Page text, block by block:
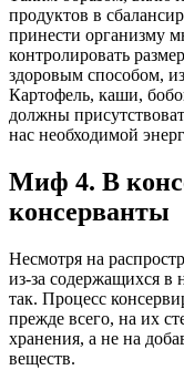
продуктов в
принести организму
контролировать
здоровым способом,
Картофель, каши,
должны
нас необходимой
Миф 4. В
консерванты
Несмотря на
из-за содержащихся в
так. Процесс
прежде всего, на их
хранения, а не на
веществ.